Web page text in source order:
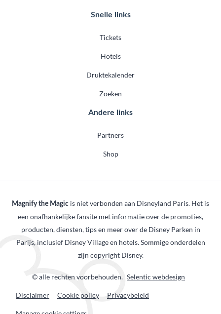
Snelle links
Tickets
Hotels
Druktekalender
Zoeken
Andere links
Partners
Shop
Magnify the Magic is niet verbonden aan Disneyland Paris. Het is
een onafhankelijke fansite met informatie over de promoties,
producten, diensten, tips en meer over de Disney Parken in
Parijs, inclusief Disney Village en hotels. Sommige onderdelen
zijn copyright Disney.
© alle rechten voorbehouden. Selentic webdesign
Disclaimer Cookie policy Privacybeleid